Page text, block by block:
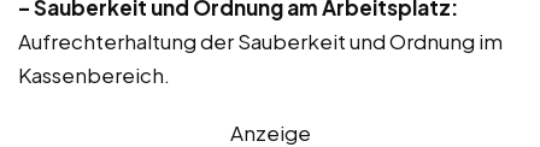
– Sauberkeit und Ordnung am Arbeitsplatz:
Aufrechterhaltung der Sauberkeit und Ordnung im
Kassenbereich.
Anzeige